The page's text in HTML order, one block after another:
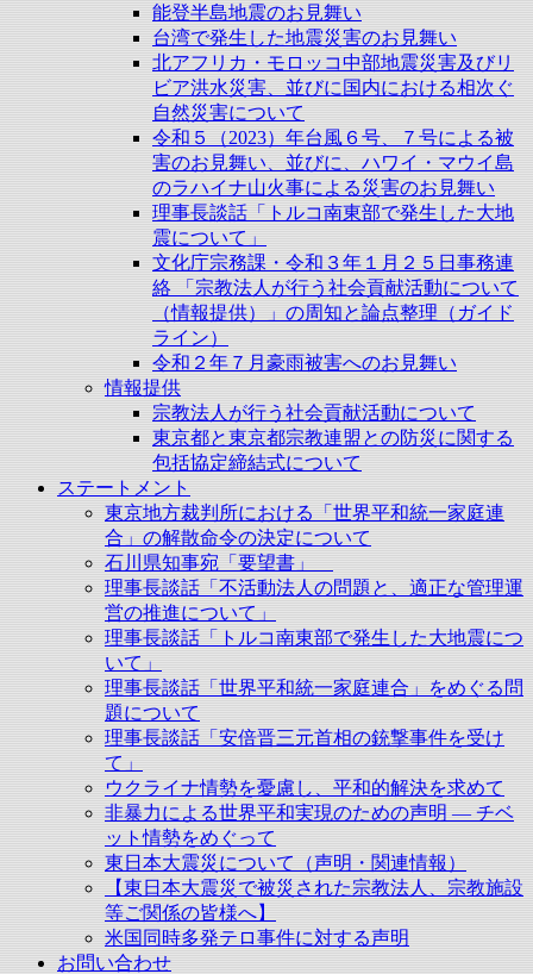
能登半島地震のお見舞い
台湾で発生した地震災害のお見舞い
北アフリカ・モロッコ中部地震災害及びリ
ビア洪水災害、並びに国内における相次ぐ
自然災害について
令和５（2023）年台風６号、７号による被
害のお見舞い、並びに、ハワイ・マウイ島
のラハイナ山火事による災害のお見舞い
理事長談話「トルコ南東部で発生した大地
震について」
文化庁宗務課・令和３年１月２５日事務連
絡 「宗教法人が行う社会貢献活動について
（情報提供）」の周知と論点整理（ガイド
ライン）
令和２年７月豪雨被害へのお見舞い
情報提供
宗教法人が行う社会貢献活動について
東京都と東京都宗教連盟との防災に関する
包括協定締結式について
ステートメント
東京地方裁判所における「世界平和統一家庭連
合」の解散命令の決定について
石川県知事宛「要望書」
理事長談話「不活動法人の問題と、適正な管理運
営の推進について」
理事長談話「トルコ南東部で発生した大地震につ
いて」
理事長談話「世界平和統一家庭連合」をめぐる問
題について
理事長談話「安倍晋三元首相の銃撃事件を受け
て」
ウクライナ情勢を憂慮し、平和的解決を求めて
非暴力による世界平和実現のための声明 ― チベ
ット情勢をめぐって
東日本大震災について（声明・関連情報）
【東日本大震災で被災された宗教法人、宗教施設
等ご関係の皆様へ】
米国同時多発テロ事件に対する声明
お問い合わせ